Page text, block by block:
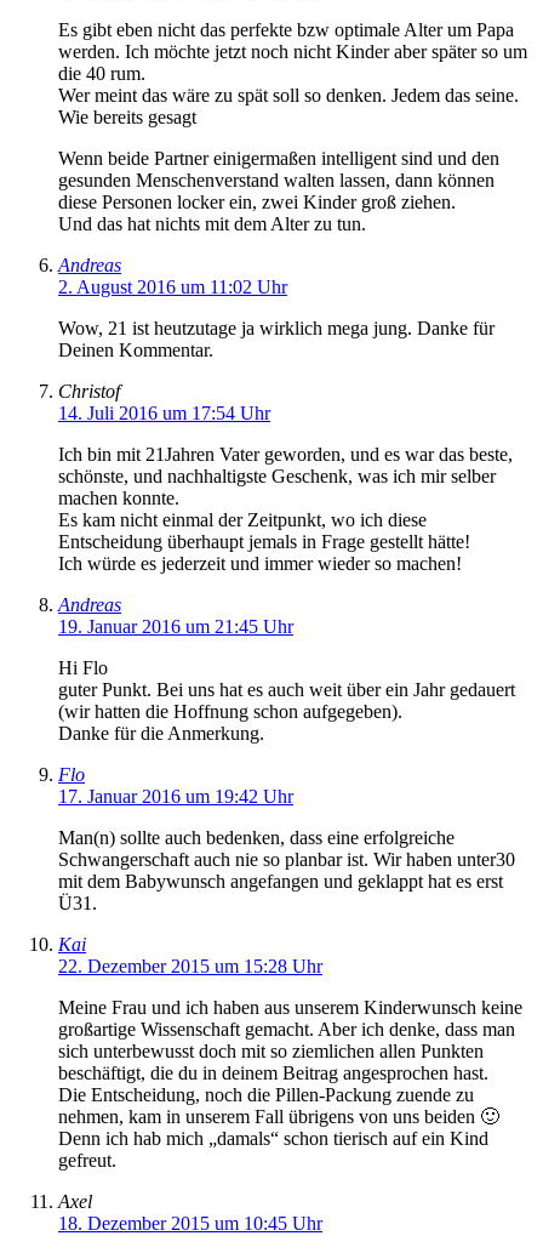
Es gibt eben nicht das perfekte bzw optimale Alter um Papa
werden. Ich möchte jetzt noch nicht Kinder aber später so um
die 40 rum.
Wer meint das wäre zu spät soll so denken. Jedem das seine.
Wie bereits gesagt
Wenn beide Partner einigermaßen intelligent sind und den
gesunden Menschenverstand walten lassen, dann können
diese Personen locker ein, zwei Kinder groß ziehen.
Und das hat nichts mit dem Alter zu tun.
Andreas
2. August 2016 um 11:02 Uhr
Wow, 21 ist heutzutage ja wirklich mega jung. Danke für
Deinen Kommentar.
Christof
14. Juli 2016 um 17:54 Uhr
Ich bin mit 21Jahren Vater geworden, und es war das beste,
schönste, und nachhaltigste Geschenk, was ich mir selber
machen konnte.
Es kam nicht einmal der Zeitpunkt, wo ich diese
Entscheidung überhaupt jemals in Frage gestellt hätte!
Ich würde es jederzeit und immer wieder so machen!
Andreas
19. Januar 2016 um 21:45 Uhr
Hi Flo
guter Punkt. Bei uns hat es auch weit über ein Jahr gedauert
(wir hatten die Hoffnung schon aufgegeben).
Danke für die Anmerkung.
Flo
17. Januar 2016 um 19:42 Uhr
Man(n) sollte auch bedenken, dass eine erfolgreiche
Schwangerschaft auch nie so planbar ist. Wir haben unter30
mit dem Babywunsch angefangen und geklappt hat es erst
Ü31.
Kai
22. Dezember 2015 um 15:28 Uhr
Meine Frau und ich haben aus unserem Kinderwunsch keine
großartige Wissenschaft gemacht. Aber ich denke, dass man
sich unterbewusst doch mit so ziemlichen allen Punkten
beschäftigt, die du in deinem Beitrag angesprochen hast.
Die Entscheidung, noch die Pillen-Packung zuende zu
nehmen, kam in unserem Fall übrigens von uns beiden 🙂
Denn ich hab mich „damals“ schon tierisch auf ein Kind
gefreut.
Axel
18. Dezember 2015 um 10:45 Uhr